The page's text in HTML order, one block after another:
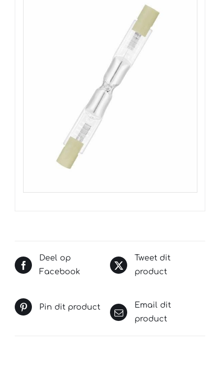
Deel op
Facebook
Tweet dit
product
Pin dit product
Email dit
product